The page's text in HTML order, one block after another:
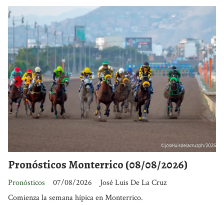
Pronósticos Monterrico (08/08/2026)
José Luis De La Cruz
Pronósticos
07/08/2026
Comienza la semana hípica en Monterrico.